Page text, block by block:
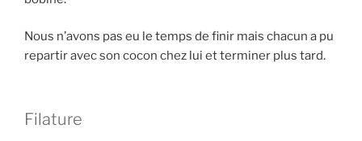
Nous n’avons pas eu le temps de finir mais chacun a pu
repartir avec son cocon chez lui et terminer plus tard.
Filature